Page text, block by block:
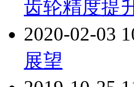
齿轮精度提
2020-02-03
展望